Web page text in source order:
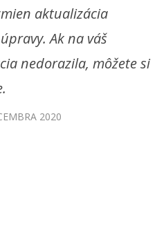
aktualizácia
Ak na váš
nedorazila, môžete si
2020